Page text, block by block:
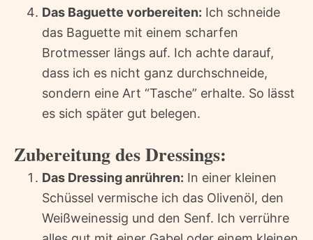
Das Baguette vorbereiten: Ich schneide
das Baguette mit einem scharfen
Brotmesser längs auf. Ich achte darauf,
dass ich es nicht ganz durchschneide,
sondern eine Art “Tasche” erhalte. So lässt
es sich später gut belegen.
Zubereitung des Dressings:
Das Dressing anrühren: In einer kleinen
Schüssel vermische ich das Olivenöl, den
Weißweinessig und den Senf. Ich verrühre